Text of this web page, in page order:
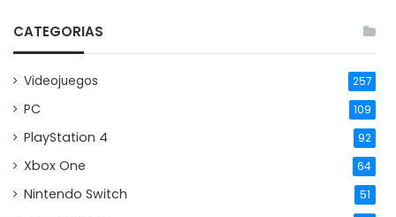
CATEGORIAS
Videojuegos 257
PC 109
PlayStation 4 92
Xbox One 64
Nintendo Switch 51